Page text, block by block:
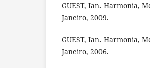
GUEST, Ian. Harmonia,
Janeiro, 2009.
GUEST, Ian. Harmonia,
Janeiro, 2006.